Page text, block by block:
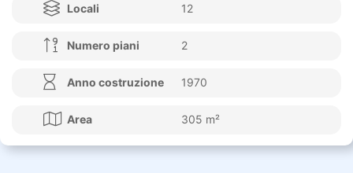
Locali 12
Numero piani 2
Anno costruzione 1970
Area 305 m²